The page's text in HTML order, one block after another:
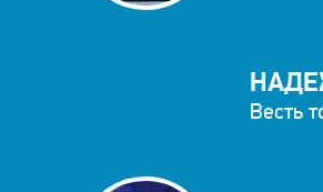
Весть